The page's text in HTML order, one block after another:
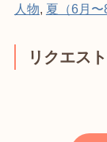
人物 夏（6月〜
リクエス